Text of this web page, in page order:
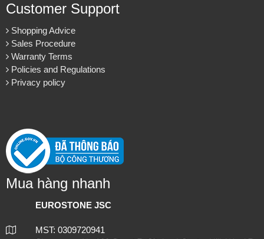
Lựa chọn đá ốp mặt bếp uy tín và chuyên nghiệp tại TP.HCM
Customer Support
Shopping Advice
Sales Procedure
Warranty Terms
Policies and Regulations
Privacy policy
Mua hàng nhanh
EUROSTONE JSC
MST: 0309720941